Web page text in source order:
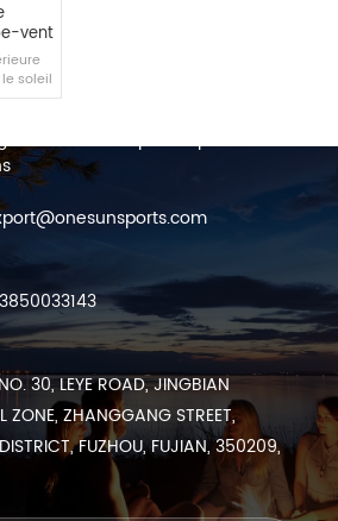
vent
soleil
le
7*24 heures pour répondre à
30, LEYE ROAD, JINGBIAN
ZONE, ZHANGGANG STREET,
FUZHOU, FUJIAN, 350209,